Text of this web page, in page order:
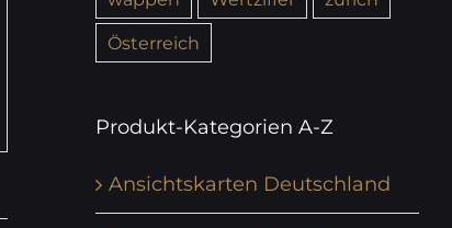
Österreich
Produkt-Kategorien A-Z
Ansichtskarten Deutschland